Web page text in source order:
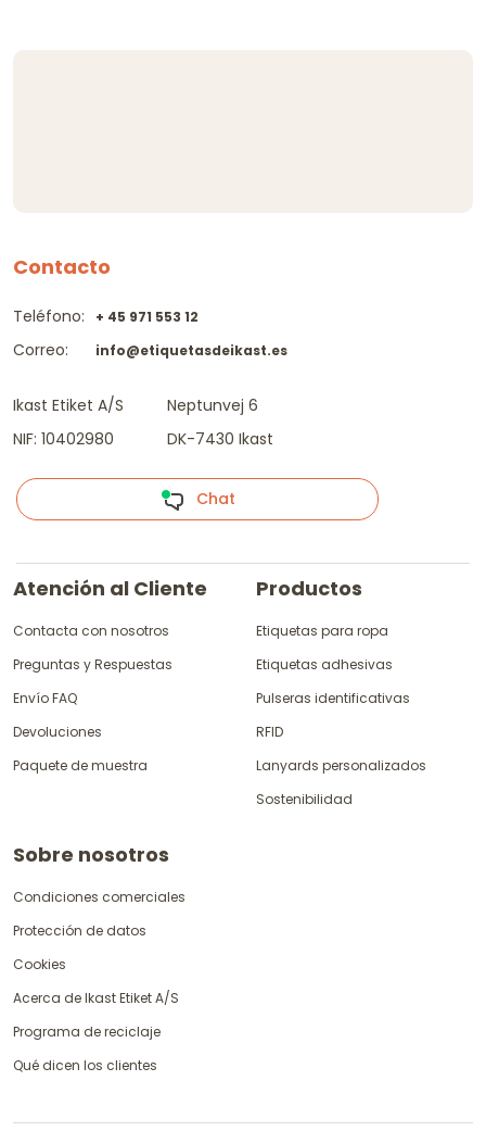
Contacto
Teléfono:
Correo:
+ 45 971 553 12
info@etiquetasdeikast.es
Ikast Etiket A/S
NIF: 10402980
Neptunvej 6
DK-7430 Ikast
Chat
Atención al Cliente
Contacta con nosotros
Preguntas y Respuestas
Envío FAQ
Devoluciones
Paquete de muestra
Productos
Etiquetas para ropa
Etiquetas adhesivas
Pulseras identificativas
RFID
Lanyards personalizados
Sostenibilidad
Sobre nosotros
Condiciones comerciales
Protección de datos
Cookies
Acerca de Ikast Etiket A/S
Programa de reciclaje
Qué dicen los clientes